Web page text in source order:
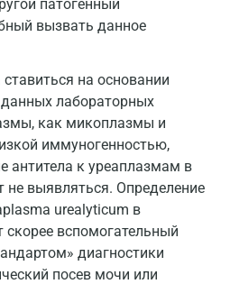
патогенный
вызвать данное
на основании
лабораторных
как микоплазмы и
иммуногенностью,
антитела к уреаплазмам в
не выявляться. Определение
urealyticum в
скорее вспомогательный
диагностики
посев мочи или